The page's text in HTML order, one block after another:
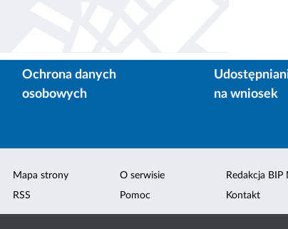
Ochrona danych
osobowych
na wniosek
Mapa strony
RSS
O serwisie
Pomoc
Redakcja BIP
Kontakt